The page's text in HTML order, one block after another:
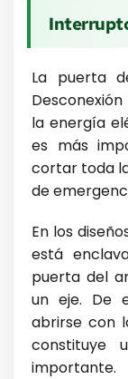
La puerta
la energía
es más
cortar toda
de
En los
está
puerta del
un eje. De
abrirse con
constituye
importante.